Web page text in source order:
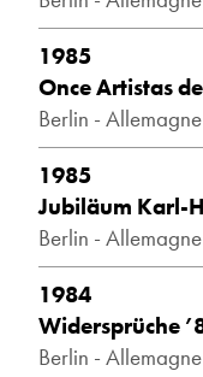
1985
Once Artistas
Berlin - Allemagne
1985
Jubiläum Karl-
Berlin - Allemagne
1984
Widersprüche
Berlin - Allemagne